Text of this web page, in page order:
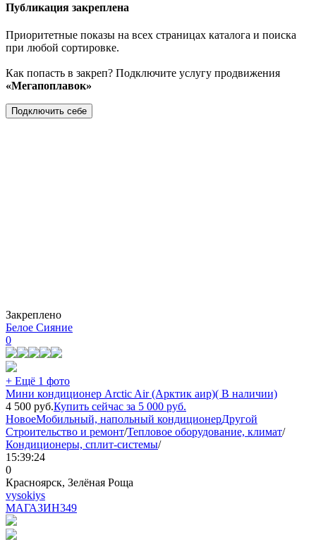
Публикация закреплена
Приоритетные показы на всех страницах каталога и поиска
при любой сортировке.
Как попасть в закреп? Подключите услугу продвижения
«Мегапоплавок»
Подключить себе
Закреплено
Белое Сияние
0
+ Ещё 1 фото
Мини кондиционер Arctic Air (Арктик аир)( В наличии)
4 500 руб.Купить сейчас за 5 000 руб.
НовоеМобильный, напольный кондиционерДругой
Строительство и ремонт/Тепловое оборудование, климат/
Кондиционеры, сплит-системы/
15:39:24
0
Красноярск, Зелёная Роща
vysokiys
МАГАЗИН349